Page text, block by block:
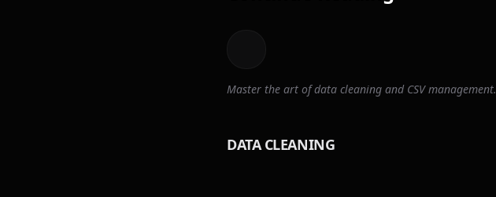
Master the art of data cleaning and CSV management.
DATA CLEANING